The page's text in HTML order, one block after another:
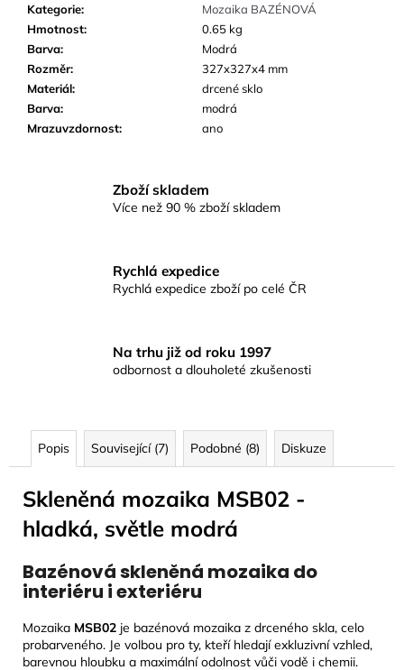
Kategorie:
Mozaika BAZÉNOVÁ
Hmotnost:
0.65 kg
Barva:
Modrá
Rozměr:
327x327x4 mm
Materiál:
drcené sklo
Barva:
modrá
Mrazuvzdornost: ano
Zboží skladem
Více než 90 % zboží skladem
Rychlá expedice
Rychlá expedice zboží po celé ČR
Na trhu již od roku 1997
odbornost a dlouholeté zkušenosti
Popis Související (7) Podobné (8) Diskuze
Skleněná mozaika MSB02 -
hladká, světle modrá
Bazénová skleněná mozaika do
interiéru i exteriéru
Mozaika MSB02 je bazénová mozaika z drceného skla, celo
probarveného. Je volbou pro ty, kteří hledají exkluzivní vzhled,
barevnou hloubku a maximální odolnost vůči vodě i chemii.
DLAŽBA
ARTPORT
WHITE
60X60
CM
(59,7X59,7
CM)
499